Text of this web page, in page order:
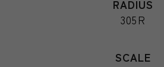
RADIUS
305R
SCALE